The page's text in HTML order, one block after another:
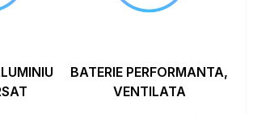
BATERIE PERFORMANTA,
VENTILATA